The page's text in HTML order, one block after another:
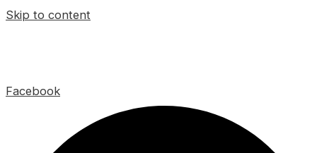
Skip to content
Facebook